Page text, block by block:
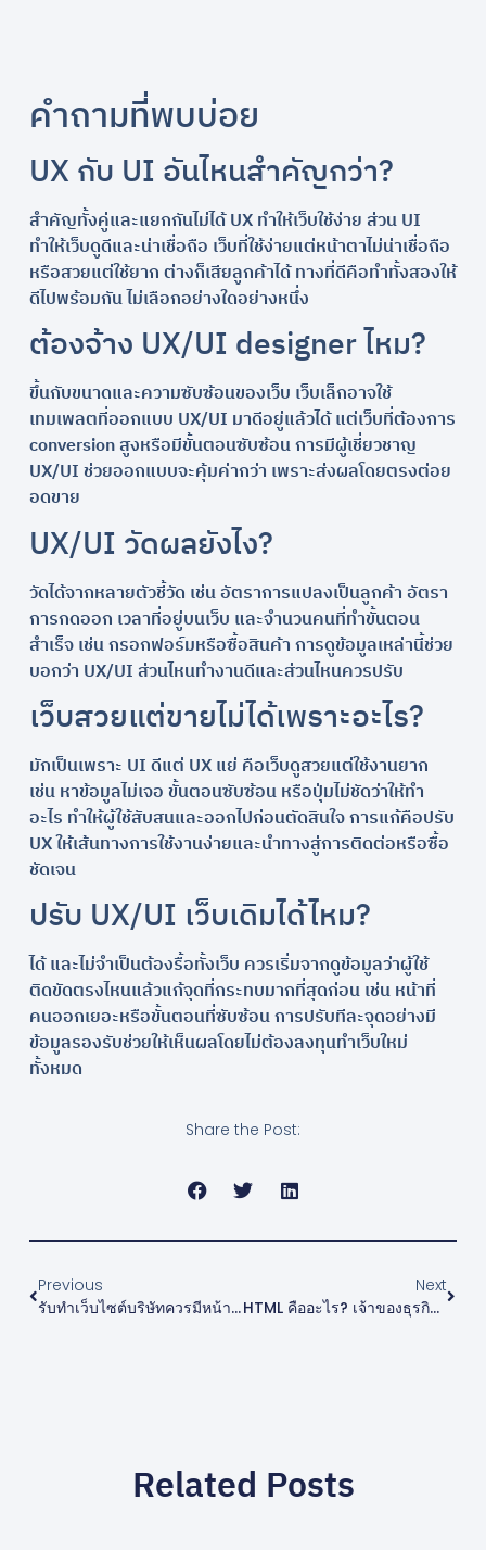
คำถามที่พบบ่อย
UX กับ UI อันไหนสำคัญกว่า?
สำคัญทั้งคู่และแยกกันไม่ได้ UX ทำให้เว็บใช้ง่าย ส่วน UI
ทำให้เว็บดูดีและน่าเชื่อถือ เว็บที่ใช้ง่ายแต่หน้าตาไม่น่าเชื่อถือ
หรือสวยแต่ใช้ยาก ต่างก็เสียลูกค้าได้ ทางที่ดีคือทำทั้งสองให้
ดีไปพร้อมกัน ไม่เลือกอย่างใดอย่างหนึ่ง
ต้องจ้าง UX/UI designer ไหม?
ขึ้นกับขนาดและความซับซ้อนของเว็บ เว็บเล็กอาจใช้
เทมเพลตที่ออกแบบ UX/UI มาดีอยู่แล้วได้ แต่เว็บที่ต้องการ
conversion สูงหรือมีขั้นตอนซับซ้อน การมีผู้เชี่ยวชาญ
UX/UI ช่วยออกแบบจะคุ้มค่ากว่า เพราะส่งผลโดยตรงต่อย
อดขาย
UX/UI วัดผลยังไง?
วัดได้จากหลายตัวชี้วัด เช่น อัตราการแปลงเป็นลูกค้า อัตรา
การกดออก เวลาที่อยู่บนเว็บ และจำนวนคนที่ทำขั้นตอน
สำเร็จ เช่น กรอกฟอร์มหรือซื้อสินค้า การดูข้อมูลเหล่านี้ช่วย
บอกว่า UX/UI ส่วนไหนทำงานดีและส่วนไหนควรปรับ
เว็บสวยแต่ขายไม่ได้เพราะอะไร?
มักเป็นเพราะ UI ดีแต่ UX แย่ คือเว็บดูสวยแต่ใช้งานยาก
เช่น หาข้อมูลไม่เจอ ขั้นตอนซับซ้อน หรือปุ่มไม่ชัดว่าให้ทำ
อะไร ทำให้ผู้ใช้สับสนและออกไปก่อนตัดสินใจ การแก้คือปรับ
UX ให้เส้นทางการใช้งานง่ายและนำทางสู่การติดต่อหรือซื้อ
ชัดเจน
ปรับ UX/UI เว็บเดิมได้ไหม?
ได้ และไม่จำเป็นต้องรื้อทั้งเว็บ ควรเริ่มจากดูข้อมูลว่าผู้ใช้
ติดขัดตรงไหนแล้วแก้จุดที่กระทบมากที่สุดก่อน เช่น หน้าที่
คนออกเยอะหรือขั้นตอนที่ซับซ้อน การปรับทีละจุดอย่างมี
ข้อมูลรองรับช่วยให้เห็นผลโดยไม่ต้องลงทุนทำเว็บใหม่
ทั้งหมด
Share the Post:
Previous
รับทำเว็บไซต์บริษัทควรมีหน้าอะไรบ้าง? เช็กลิสต์หน้าเว็บ 2026
Next
HTML คืออะไร? เจ้าของธุรกิจควรรู้แค่ไหนก่อนทำเว็บ (2026)
Related Posts